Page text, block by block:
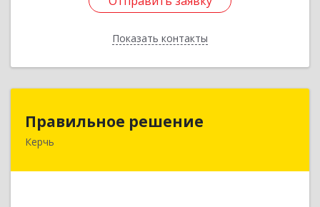
Показать контакты
Назад
Правильное решение
Керчь298330, Крым Респ, Керчь г, Адмиралтейский